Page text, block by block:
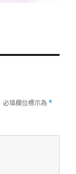
必填欄位標示為 *